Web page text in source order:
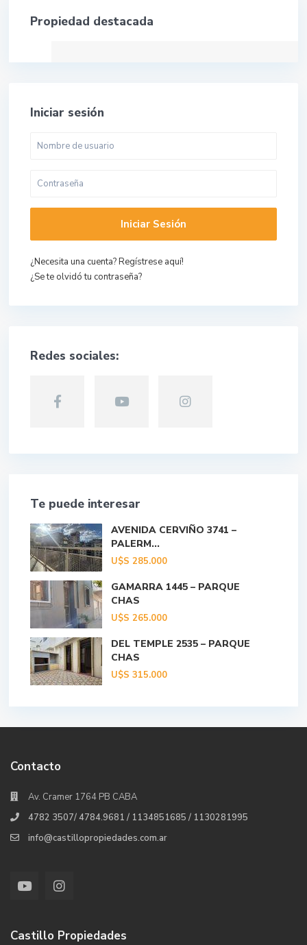
Propiedad destacada
Iniciar sesión
Iniciar Sesión
¿Necesita una cuenta? Regístrese aquí!
¿Se te olvidó tu contraseña?
Redes sociales:
Te puede interesar
AVENIDA CERVIÑO 3741 –
PALERM...
U$S 285.000
GAMARRA 1445 – PARQUE
CHAS
U$S 265.000
DEL TEMPLE 2535 – PARQUE
CHAS
U$S 315.000
Contacto
Av. Cramer 1764 PB CABA
4782 3507/ 4784.9681 / 1134851685 / 1130281995
info@castillopropiedades.com.ar
Castillo Propiedades